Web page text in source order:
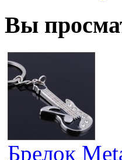
Вы
Брелок